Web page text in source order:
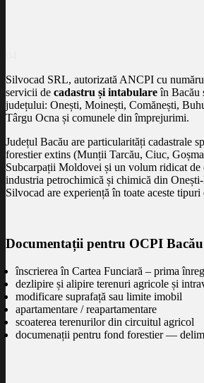
Silvocad SRL, autorizată ANCPI cu
servicii de cadastru și intabulareîn Bacău
județului: Onești, Moinești, Comănești,
Târgu Ocna și comunele din împrejurimi.
Județul Bacău are particularități cadastrale
forestier extins (Munții Tarcău, Ciuc,
Subcarpații Moldovei și un volum ridicat de
industria petrochimică și chimică din
Silvocad are experiență în toate aceste tipuri
Documentații pentru OCPI
înscrierea în Cartea Funciară – prima
dezlipire și alipire terenuri agricole și
modificare suprafață sau limite imobil
apartamentare / reapartamentare
scoaterea terenurilor din circuitul agricol
documenații pentru fond forestier —